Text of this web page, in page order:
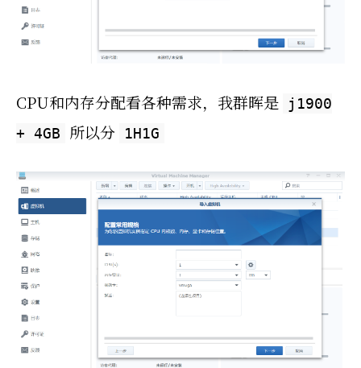
CPU和内存分配看各种需求，我群晖是
j1900
+ 4GB
所以分 1H1G